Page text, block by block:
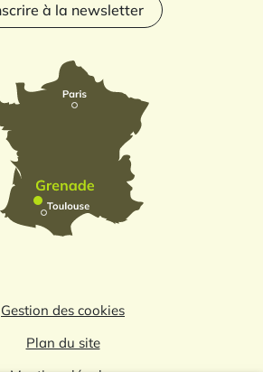
à la newsletter
Gestion des cookies
Plan du site